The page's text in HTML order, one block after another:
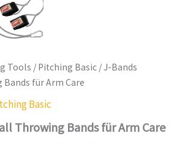
Tools / Pitching Basic / J-Bands
für Arm Care
Basic
Throwing Bands für Arm Care